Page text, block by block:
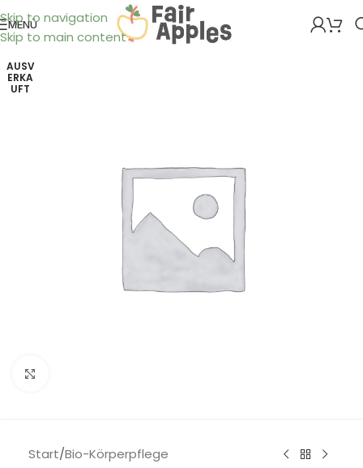
Skip to navigation
Skip to main content
MENÜ
AUSV
ERKA
UFT
Start/Bio-Körperpflege